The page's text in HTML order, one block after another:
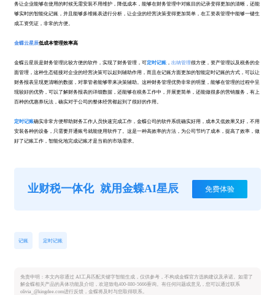
务让企业能够在使用的时候无需安装不用维护，降低成本，能够在财务管理中对账目的记录变得更加的清晰，还能
够实时的智能化记账，并且能够多维账表进行分析，让企业的经营决策变得更加简单，在工资表管理中能够一键生
成工资凭证，非常的方便。
金蝶云星辰低成本管理效率高
金蝶云星辰是财务管理比较方便的软件，实现了财务管理，可定时记账 ，出纳管理很方便，资产管理以及税务的全
面管理，这种生态链接对企业的经营决策可以起到辅助作用，而且在记账方面更加的智能定时记账的方式，可以让
财务报表呈现更清晰的数据，对掌管者能够带来决策辅助。这种财务管理优势非常的明显，能够在管理的过程中呈
现较好的优势，可以了解财务报表的详细数据，还能够在税务工作中，开展更简单，还能做很多的营销服务，有上
百种的优惠券玩法，确实对于公司的整体经营都起到了很好的作用。
定时记账确实非常方便帮助财务工作人员快速完成工作，金蝶公司的软件系统确实好用，成本又低效果又好，不用
安装各种的设备，只需要开通账号就能使用软件了。这是一种高效率的方法，为公司节约了成本，提高了效率，做
好了记账工作，智能化地完成记账才是当前的市场需求。
业财税一体化 就用金蝶AI星辰 免费体验
记账 定时记账
免责申明：本文内容通过 AI工具匹配关键字智能生成，仅供参考，不构成金蝶官方选购建议及承诺。如需了
解金蝶相关产品的具体功能及介绍，欢迎致电400-880-5666垂询。有任何问题或意见，您可以通过联系
olivia_@kingdee.com进行反馈，金蝶将及时与您取得联系。